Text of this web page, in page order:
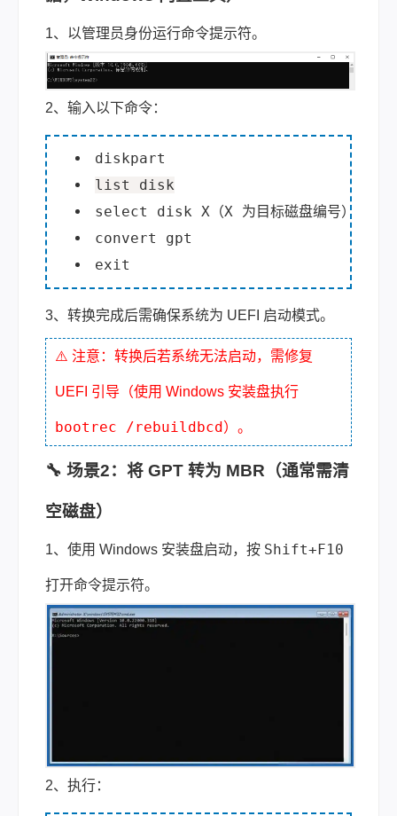
1、以管理员身份运行命令提示符。
2、输入以下命令：
diskpart
list disk
select disk X（X 为目标磁盘编号）
convert gpt
exit
3、转换完成后需确保系统为 UEFI 启动模式。
⚠️ 注意：转换后若系统无法启动，需修复
UEFI 引导（使用 Windows 安装盘执行
bootrec /rebuildbcd ）。
🔧 场景2：将 GPT 转为 MBR（通常需清
空磁盘）
1、使用 Windows 安装盘启动，按 Shift+F10
打开命令提示符。
2、执行：